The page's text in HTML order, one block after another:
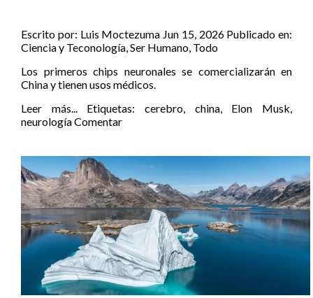
Escrito por: Luis Moctezuma Jun 15, 2026 Publicado en:
Ciencia y Teconología,Ser Humano, Todo
Los primeros chips neuronales se comercializarán en
China y tienen usos médicos.
Leer más...
Etiquetas:cerebro, china, Elon Musk,
neurologíaComentar